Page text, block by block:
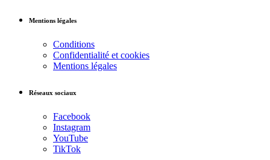
Mentions légales
Conditions
Confidentialité et cookies
Mentions légales
Réseaux sociaux
Facebook
Instagram
YouTube
TikTok